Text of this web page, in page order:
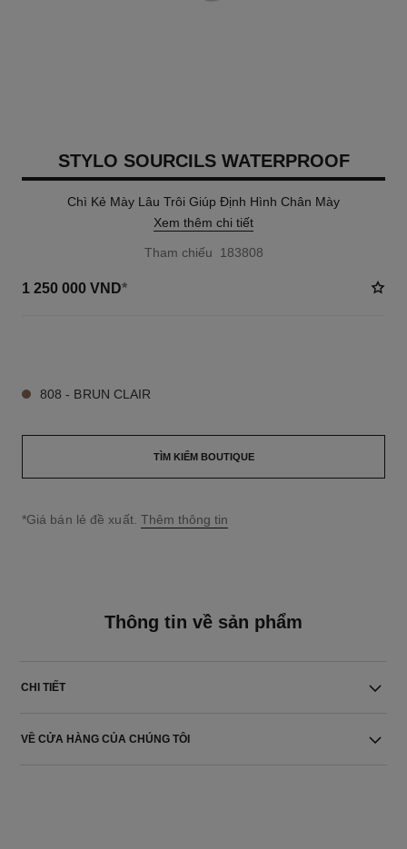
STYLO SOURCILS WATERPROOF
Chì Kẻ Mày Lâu Trôi Giúp Định Hình Chân Mày
Xem thêm chi tiết
Tham chiếu 183808
1 250 000 VND*
808 - BRUN CLAIR
TÌM KIẾM BOUTIQUE
↩
*Giá bán lẻ đề xuất. Thêm thông tin
Thông tin về sản phẩm
CHI TIẾT
VỀ CỬA HÀNG CỦA CHÚNG TÔI